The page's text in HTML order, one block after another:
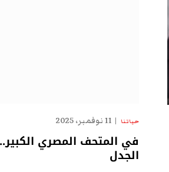
حياتنا 11 نوفمبر، 2025
في المتحف المصري
الجدل